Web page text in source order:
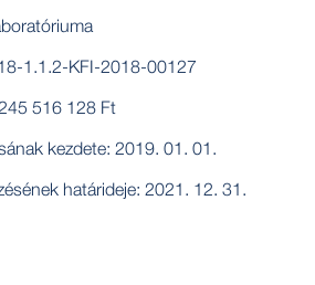
1.1.2-KFI-2018-00127
516 128 Ft
kezdete: 2019. 01. 01.
határideje: 2021. 12. 31.